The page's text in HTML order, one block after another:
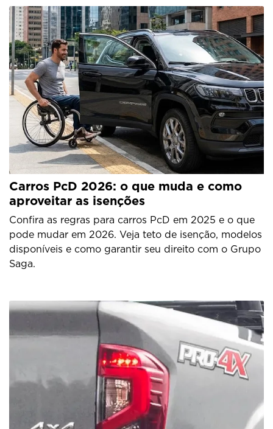
Carros PcD 2026: o que muda e como
aproveitar as isenções
Confira as regras para carros PcD em 2025 e o que
pode mudar em 2026. Veja teto de isenção, modelos
disponíveis e como garantir seu direito com o Grupo
Saga.